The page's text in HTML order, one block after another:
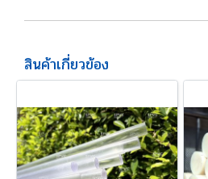
สินค้าเกี่ยวข้อง